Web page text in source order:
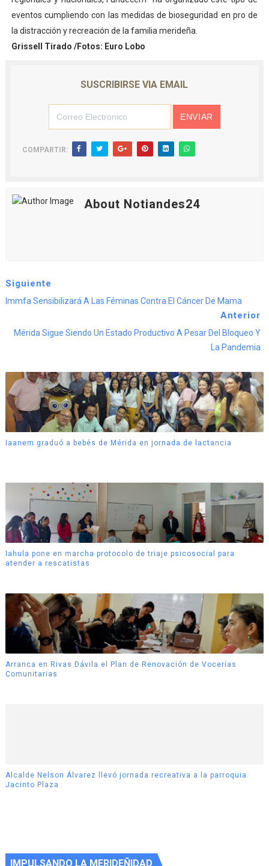
eventos cumpliendo con las medidas de bioseguridad en pro de
la distracción y recreación de la familia merideña.
Grissell Tirado /Fotos: Euro Lobo
SUSCRIBIRSE VIA EMAIL
COMPARTIR:
About Notiandes24
Siguiente
Immfa Sensibilizará A Las Féminas Contra El Cáncer De Mama
Anterior
Mérida Sigue Siendo Un Estado Productivo A Pesar Del Bloqueo Y
La Pandemia
Iaanem graduó a bebés de Mérida en jornada de lactancia
Iahula pone en marcha protocolo de triaje psicosocial para
atender a rescatistas
Arranca en Rivas Dávila el Plan de Renovación de Vocerías
Comunitarias
Alcalde Nelson Álvarez llevó jornada recreativa a la parroquia
Jacinto Plaza
IMPULSANDO LA MERIDEÑIDAD